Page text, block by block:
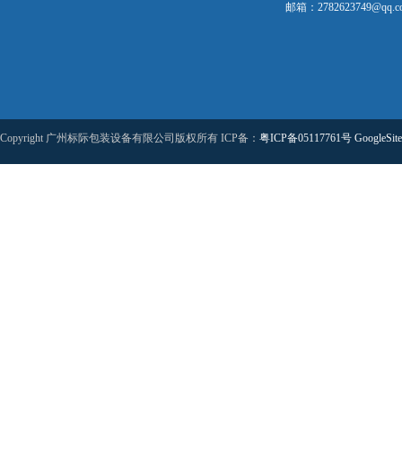
邮箱：
Copyright 广州标际包装设备有限公司版权所有 ICP备： 粤ICP备05117761号